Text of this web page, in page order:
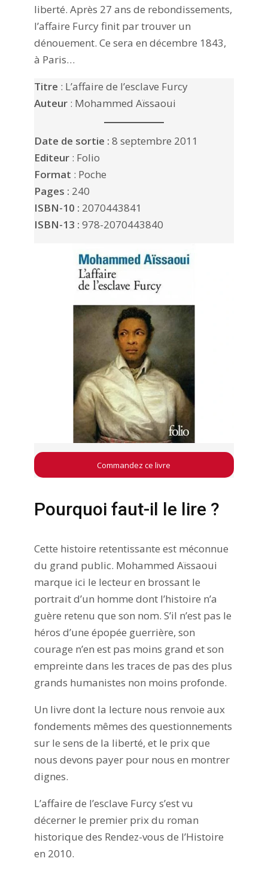
liberté. Après 27 ans de rebondissements,
l’affaire Furcy finit par trouver un
dénouement. Ce sera en décembre 1843,
à Paris…
Titre : L’affaire de l’esclave Furcy
Auteur : Mohammed Aïssaoui
Date de sortie : 8 septembre 2011
Editeur : Folio
Format : Poche
Pages : 240
ISBN-10 : 2070443841
ISBN-13 : 978-2070443840
Commandez ce livre
Pourquoi faut-il le lire ?
Cette histoire retentissante est méconnue
du grand public. Mohammed Aïssaoui
marque ici le lecteur en brossant le
portrait d’un homme dont l’histoire n’a
guère retenu que son nom. S’il n’est pas le
héros d’une épopée guerrière, son
courage n’en est pas moins grand et son
empreinte dans les traces de pas des plus
grands humanistes non moins profonde.
Un livre dont la lecture nous renvoie aux
fondements mêmes des questionnements
sur le sens de la liberté, et le prix que
nous devons payer pour nous en montrer
dignes.
L’affaire de l’esclave Furcy s’est vu
décerner le premier prix du roman
historique des Rendez-vous de l’Histoire
en 2010.